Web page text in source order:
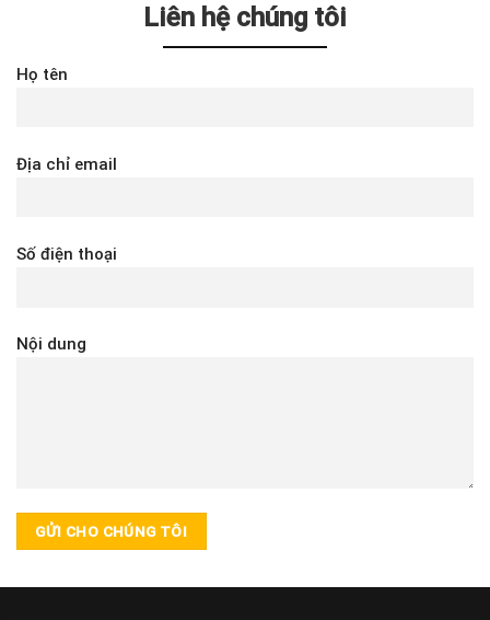
Liên hệ chúng tôi
Họ tên
Địa chỉ email
Số điện thoại
Nội dung